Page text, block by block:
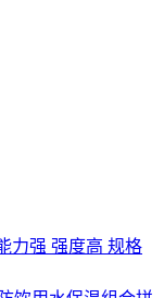
力强 强度高 规格